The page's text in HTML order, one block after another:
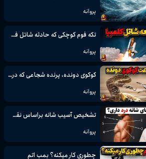
پروانه
تکه فوم کوچکی که حادثه شاتل فضایی کلمبیا را رقم زد
پروانه
کوکوی دونده، پرنده شجاعی که در موقع خطر قهرمان دو میشود
پروانه
تشخیص آسیب شانه براساس نقطه درد، مثل پزشک + راه درمان
پروانه
چطوری کار میکنه؟ بمب اتم